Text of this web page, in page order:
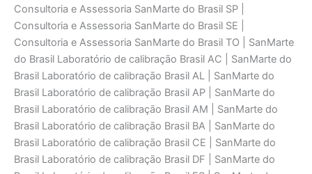
Consultoria e Assessoria SanMarte do Brasil SP |
Consultoria e Assessoria SanMarte do Brasil SE |
Consultoria e Assessoria SanMarte do Brasil TO | SanMarte
do Brasil Laboratório de calibraçāo Brasil AC | SanMarte do
Brasil Laboratório de calibraçāo Brasil AL | SanMarte do
Brasil Laboratório de calibraçāo Brasil AP | SanMarte do
Brasil Laboratório de calibraçāo Brasil AM | SanMarte do
Brasil Laboratório de calibraçāo Brasil BA | SanMarte do
Brasil Laboratório de calibraçāo Brasil CE | SanMarte do
Brasil Laboratório de calibraçāo Brasil DF | SanMarte do